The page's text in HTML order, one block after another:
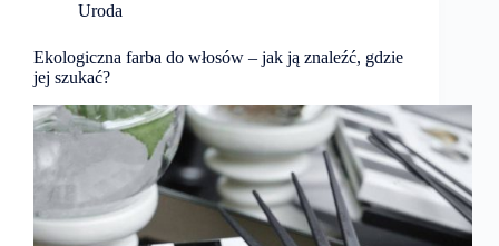
Uroda
Ekologiczna farba do włosów – jak ją znaleźć, gdzie
jej szukać?